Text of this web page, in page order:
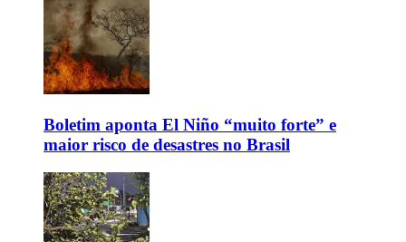
Boletim aponta El Niño “muito forte” e
maior risco de desastres no Brasil